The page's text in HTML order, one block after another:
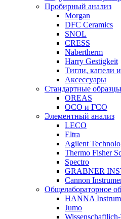
Пробирный анализ
Morgan
DFC Ceramics
SNOL
CRESS
Nabertherm
Harry Gestigkeit
Тигли, капели
Аксессуары
Стандартные образцы
OREAS
ОСО и ГСО
Элементный анализ
LECO
Eltra
Agilent
Thermo Fisher
Spectro
GRABNER
Cannon
Общелабораторное
HANNA
Jumo